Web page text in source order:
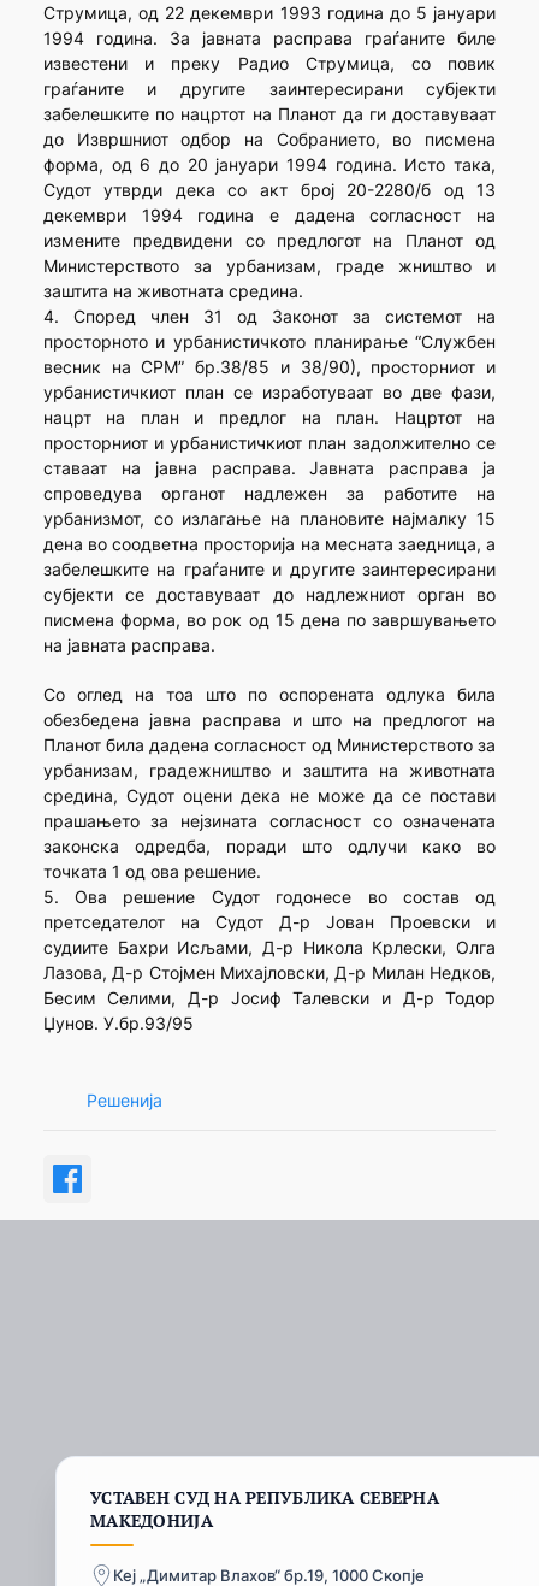
Струмица, од 22 декември 1993 година до 5 јануари
1994 година. За јавната расправа граѓаните биле
известени и преку Радио Струмица, со повик
граѓаните и другите заинтересирани субјекти
забелешките по нацртот на Планот да ги доставуваат
до Извршниот одбор на Собранието, во писмена
форма, од 6 до 20 јануари 1994 година. Исто така,
Судот утврди дека со акт број 20-2280/б од 13
декември 1994 година е дадена согласност на
измените предвидени со предлогот на Планот од
Министерството за урбанизам, граде жништво и
заштита на животната средина.
4. Според член 31 од Законот за системот на
просторното и урбанистичкото планирање “Службен
весник на СРМ” бр.38/85 и 38/90), просторниот и
урбанистичкиот план се изработуваат во две фази,
нацрт на план и предлог на план. Нацртот на
просторниот и урбанистичкиот план задолжително се
ставаат на јавна расправа. Јавната расправа ја
спроведува органот надлежен за работите на
урбанизмот, со излагање на плановите најмалку 15
дена во соодветна просторија на месната заедница, а
забелешките на граѓаните и другите заинтересирани
субјекти се доставуваат до надлежниот орган во
писмена форма, во рок од 15 дена по завршувањето
на јавната расправа.
Со оглед на тоа што по оспорената одлука била
обезбедена јавна расправа и што на предлогот на
Планот била дадена согласност од Министерството за
урбанизам, градежништво и заштита на животната
средина, Судот оцени дека не може да се постави
прашањето за нејзината согласност со означената
законска одредба, поради што одлучи како во
точката 1 од ова решение.
5. Ова решение Судот годонесе во состав од
претседателот на Судот Д-р Јован Проевски и
судиите Бахри Исљами, Д-р Никола Крлески, Олга
Лазова, Д-р Стојмен Михајловски, Д-р Милан Недков,
Бесим Селими, Д-р Јосиф Талевски и Д-р Тодор
Џунов. У.бр.93/95
Решенија
УСТАВЕН СУД НА РЕПУБЛИКА СЕВЕРНА
МАКЕДОНИЈА
Кеј „Димитар Влахов“ бр.19, 1000 Скопје